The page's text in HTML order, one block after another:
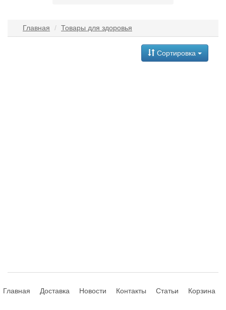
Главная Товары для здоровья
Сортировка
Главная Доставка Новости Контакты Статьи Корзина